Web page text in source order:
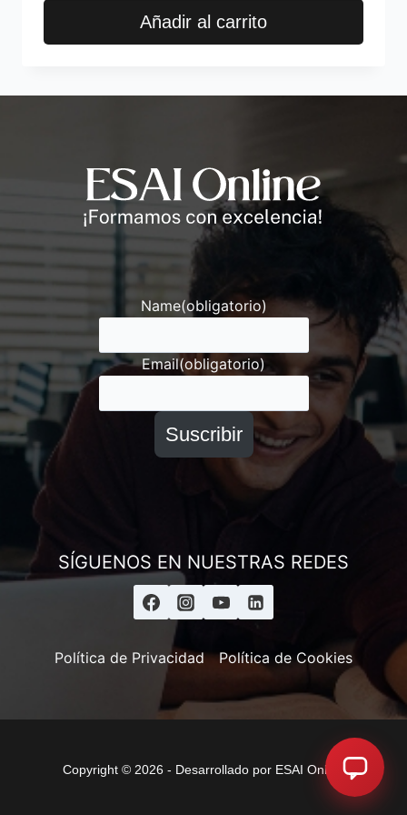
Añadir al carrito
Name(obligatorio)
Email(obligatorio)
Suscribir
SÍGUENOS EN NUESTRAS REDES
Política de Privacidad Política de Cookies
Copyright © 2026 - Desarrollado por ESAI Online